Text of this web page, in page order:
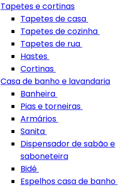
Tapetes e cortinas
Tapetes de casa
Tapetes de cozinha
Tapetes de rua
Hastes
Cortinas
Casa de banho e lavandaria
Banheira
Pias e torneiras
Armários
Sanita
Dispensador de sabão e
saboneteira
Bidé
Espelhos casa de banho